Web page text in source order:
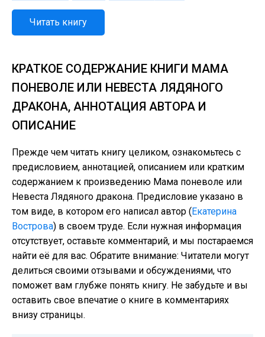
Читать книгу
КРАТКОЕ СОДЕРЖАНИЕ КНИГИ МАМА
ПОНЕВОЛЕ ИЛИ НЕВЕСТА ЛЯДЯНОГО
ДРАКОНА, АННОТАЦИЯ АВТОРА И
ОПИСАНИЕ
Прежде чем читать книгу целиком, ознакомьтесь с
предисловием, аннотацией, описанием или кратким
содержанием к произведению Мама поневоле или
Невеста Лядяного дракона. Предисловие указано в
том виде, в котором его написал автор (Екатерина
Вострова) в своем труде. Если нужная информация
отсутствует, оставьте комментарий, и мы постараемся
найти её для вас. Обратите внимание: Читатели могут
делиться своими отзывами и обсуждениями, что
поможет вам глубже понять книгу. Не забудьте и вы
оставить свое впечатие о книге в комментариях
внизу страницы.